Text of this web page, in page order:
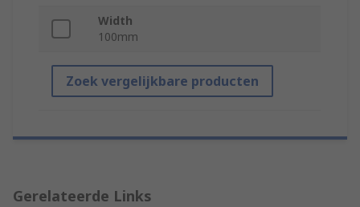
Width
100mm
Zoek vergelijkbare producten
Gerelateerde Links